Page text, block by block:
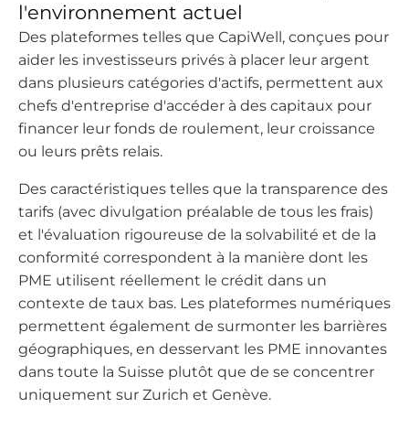
l'environnement actuel
Des plateformes telles que CapiWell, conçues pour
aider les investisseurs privés à placer leur argent
dans plusieurs catégories d'actifs, permettent aux
chefs d'entreprise d'accéder à des capitaux pour
financer leur fonds de roulement, leur croissance
ou leurs prêts relais.
Des caractéristiques telles que la transparence des
tarifs (avec divulgation préalable de tous les frais)
et l'évaluation rigoureuse de la solvabilité et de la
conformité correspondent à la manière dont les
PME utilisent réellement le crédit dans un
contexte de taux bas. Les plateformes numériques
permettent également de surmonter les barrières
géographiques, en desservant les PME innovantes
dans toute la Suisse plutôt que de se concentrer
uniquement sur Zurich et Genève.